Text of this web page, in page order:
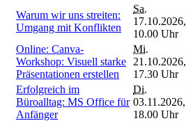
Warum wir uns streiten:
Umgang mit Konflikten
Sa.
17.10.2026,
10.00 Uhr
Online: Canva-
Workshop: Visuell starke
Präsentationen erstellen
Mi.
21.10.2026,
17.30 Uhr
Erfolgreich im
Büroalltag: MS Office für
Anfänger
Di.
03.11.2026,
18.00 Uhr